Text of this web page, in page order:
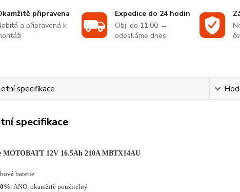
připravena
a připravená k
Expedice do 24 hodin
Obj. do 11:00 →
odesíláme dnes
specifikace
specifikace
MOTOBATT 12V 16.5Ah 210A MBTX14AU
baterie
: ANO, okamžitě použitelný